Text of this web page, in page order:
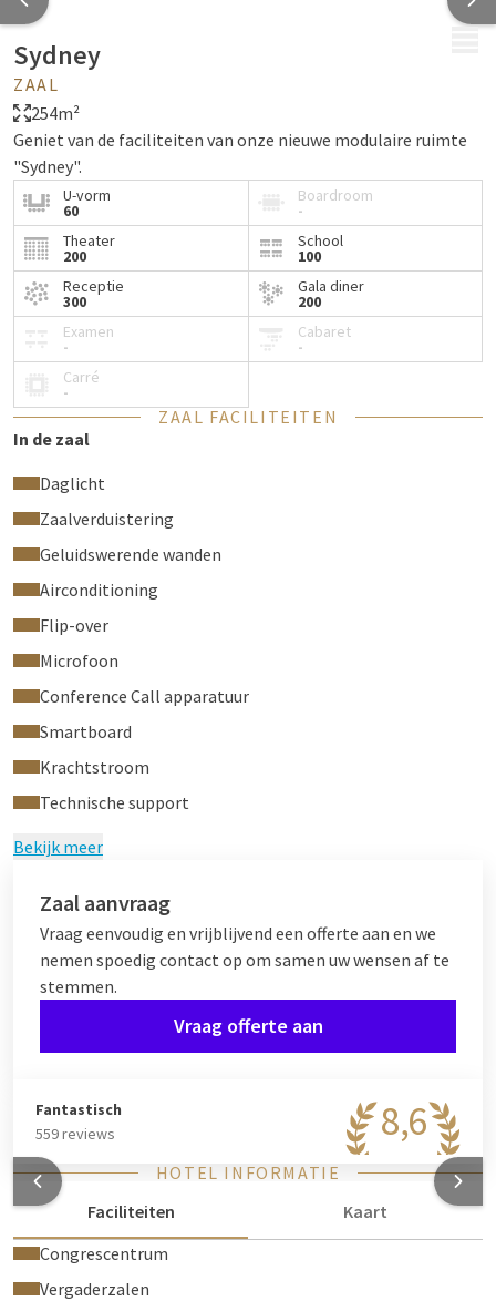
Sydney
ZAAL
254m²
Geniet van de faciliteiten van onze nieuwe modulaire ruimte
"Sydney".
U-vorm
60
Boardroom
-
Theater
200
School
100
Receptie
300
Gala diner
200
Examen
-
Cabaret
-
Carré
-
ZAAL FACILITEITEN
In de zaal
Daglicht
Zaalverduistering
Geluidswerende wanden
Airconditioning
Flip-over
Microfoon
Conference Call apparatuur
Smartboard
Krachtstroom
Technische support
Bekijk meer
Zaal aanvraag
Vraag eenvoudig en vrijblijvend een offerte aan en we
nemen spoedig contact op om samen uw wensen af te
stemmen.
Vraag offerte aan
8,6
Fantastisch
559 reviews
HOTEL INFORMATIE
Faciliteiten
Kaart
Congrescentrum
Vergaderzalen